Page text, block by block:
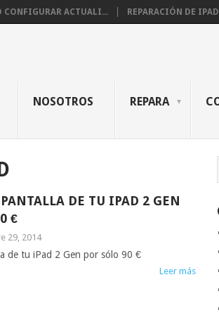
CONFIGURAR ACTUALI... REPARACIÓN DE
NOSOTROS REPARA
DE TU IPAD 2 GEN
€
29, 2014
de tu iPad 2 Gen por sólo 90 €
Leer más